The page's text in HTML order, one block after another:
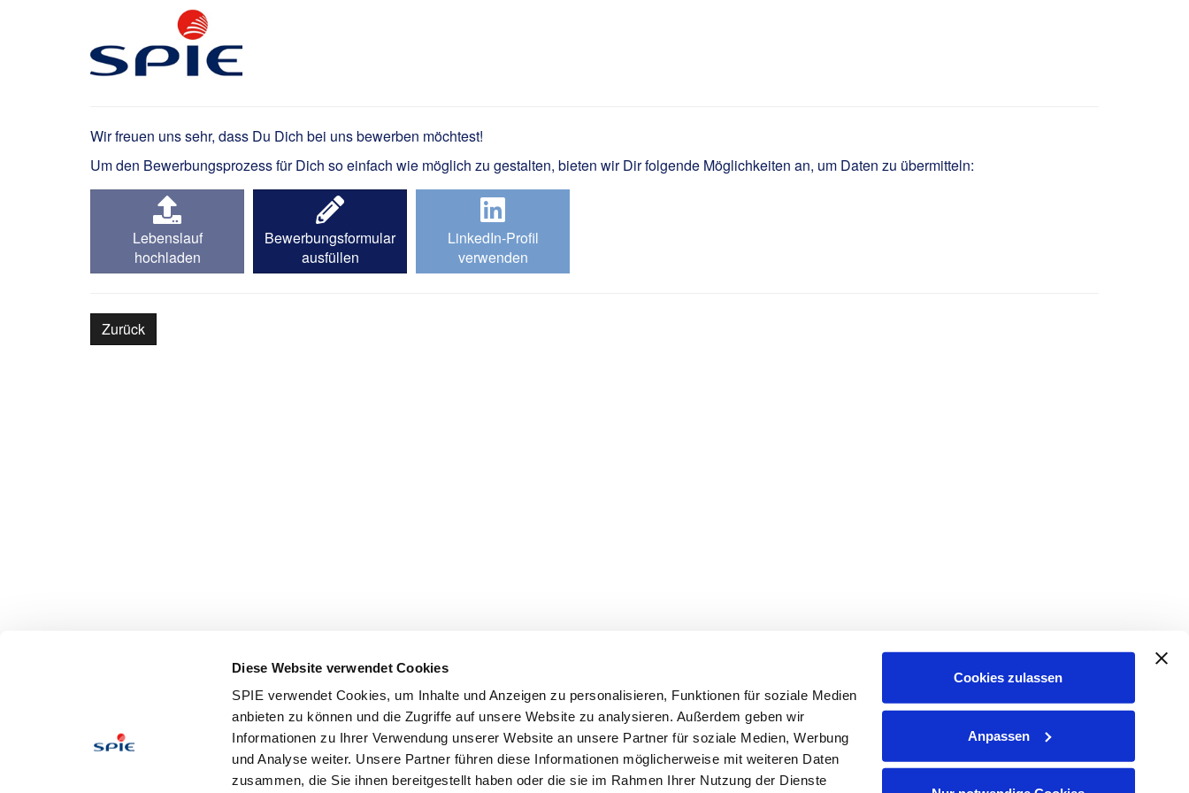
Diese Website verwendet Cookies
SPIE verwendet Cookies, um Inhalte und Anzeigen zu personalisieren, Funktionen für soziale Medien
anbieten zu können und die Zugriffe auf unsere Website zu analysieren. Außerdem geben wir
Informationen zu Ihrer Verwendung unserer Website an unsere Partner für soziale Medien, Werbung
und Analyse weiter. Unsere Partner führen diese Informationen möglicherweise mit weiteren Daten
zusammen, die Sie ihnen bereitgestellt haben oder die sie im Rahmen Ihrer Nutzung der Dienste
Cookies zulassen
Anpassen
Elektriker / Elektromonteur / Elektroniker KKS m/w/d
Wir freuen uns sehr, dass Du Dich bei uns bewerben möchtest!
Um den Bewerbungsprozess für Dich so einfach wie möglich zu gestalten, bieten wir Dir folgende Möglichkeiten an, um Daten zu übermitteln:
Bewerbungsformular
ausfüllen
LinkedIn-Profil
verwenden
Lebenslauf
hochladen
Zurück